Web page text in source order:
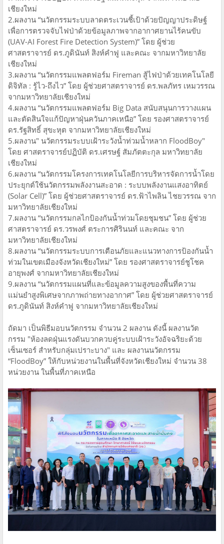
เชียงใหม่
2.ผลงาน “นวัตกรรมระบบลาดตระเวนชี้เป้าด้วยปัญญาประดิษฐ์
เพื่อการตรวจจับไฟป่าด้วยข้อมูลภาพจากอากาศยานไร้คนขับ
(UAV-AI Forest Fire Detection System)” โดย ผู้ช่วย
ศาสตราจารย์ ดร.ภูดินันท์ สิงห์คำฟู และคณะ จากมหาวิทยาลัย
เชียงใหม่
3.ผลงาน “นวัตกรรมแพลตฟอร์ม Fireman สู้ไฟป่าด้วยเทคโนโลยี
ดิจิทัล : รู้ไว-ถึงไว” โดย ผู้ช่วยศาสตราจารย์ ดร.พลภัทร เหมวรรณ
จากมหาวิทยาลัยเชียงใหม่
4.ผลงาน “นวัตกรรมแพลตฟอร์ม Big Data สนับสนุนการวางแผน
และตัดสินใจแก้ปัญหาฝุ่นควันภาคเหนือ” โดย รองศาสตราจารย์
ดร.รัฐสิทธิ์ สุขะหุต จากมหาวิทยาลัยเชียงใหม่
5.ผลงาน" นวัตกรรมระบบเฝ้าระวังน้ำท่วมน้ำหลาก FloodBoy"
โดย ศาสตราจารย์ปฏิบัติ ดร.เศรษฐ์ สัมภัตตะกุล มหาวิทยาลัย
เชียงใหม่
6.ผลงาน “นวัตกรรมโครงการเทคโนโลยีการบริหารจัดการน้ำโดย
ประยุกต์ใช้นวัตกรรมพลังงานสะอาด : ระบบพลังงานแสงอาทิตย์
(Solar Cell)” โดย ผู้ช่วยศาสตราจารย์ ดร.ฟ้าไพลิน ไชยวรรณ จาก
มหาวิทยาลัยเชียงใหม่
7.ผลงาน “นวัตกรรมกลไกป้องกันน้ำท่วมโดยชุมชน” โดย ผู้ช่วย
ศาสตราจารย์ ดร.วรพงศ์ ตระการศิรินนท์ และคณะ จาก
มหาวิทยาลัยเชียงใหม่
8.ผลงาน “นวัตกรรมระบบการเตือนภัยและแนวทางการป้องกันน้ำ
ท่วมในเขตเมืองจังหวัดเชียงใหม่” โดย รองศาสตราจารย์ชูโชค
อายุพงศ์ จากมหาวิทยาลัยเชียงใหม่
9.ผลงาน “นวัตกรรมแผนที่และข้อมูลความสูงของพื้นที่ความ
แม่นยำสูงพิเศษจากภาพถ่ายทางอากาศ” โดย ผู้ช่วยศาสตราจารย์
ดร.ภูดินันท์ สิงห์คำฟู จากมหาวิทยาลัยเชียงใหม่
ถัดมา เป็นพิธีมอบนวัตกรรม จำนวน 2 ผลงาน ดังนี้ ผลงานวัต
กรรม "ห้องลดฝุ่นแรงดันบวกควบคู่ระบบเฝ้าระวังอัจฉริยะด้วย
เซ็นเซอร์ สำหรับกลุ่มเปราะบาง" และ ผลงานนวัตกรรม
“FloodBoy” ให้กับหน่วยงานในพื้นที่จังหวัดเชียงใหม่ จำนวน 38
หน่วยงาน ในพื้นที่ภาคเหนือ